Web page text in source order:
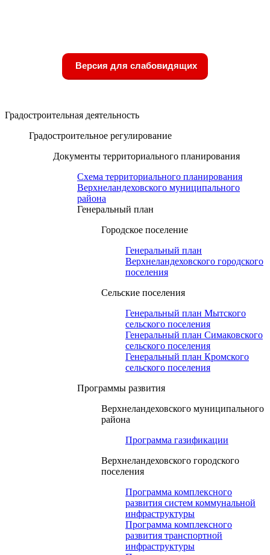
Версия для слабовидящих
Градостроительная деятельность
Градостроительное регулирование
Документы территориального планирования
Схема территориального планирования
Верхнеландеховского муниципального
района
Генеральный план
Городское поселение
Генеральный план
Верхнеландеховского городского
поселения
Сельские поселения
Генеральный план Мытского
сельского поселения
Генеральный план Симаковского
сельского поселения
Генеральный план Кромского
сельского поселения
Программы развития
Верхнеландеховского муниципального
района
Программа газификации
Верхнеландеховского городского
поселения
Программа комплексного
развития систем коммунальной
инфраструктуры
Программа комплексного
развития транспортной
инфраструктуры